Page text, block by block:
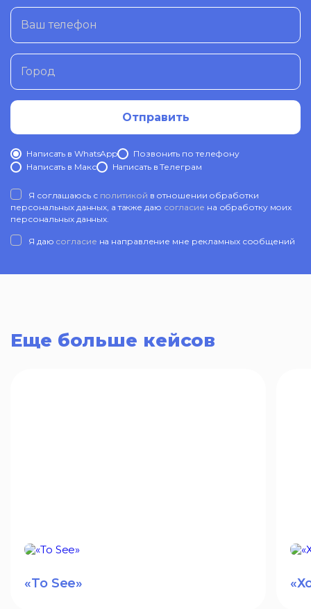
Ваш телефон
Город
Отправить
Написать в WhatsApp
Позвонить по телефону
Написать в Mакс
Написать в Телеграм
Я соглашаюсь с политикой в отношении обработки
персональных данных, а также даю согласие на обработку моих
персональных данных.
Я даю согласие на направление мне рекламных сообщений
Еще больше кейсов
«To See»